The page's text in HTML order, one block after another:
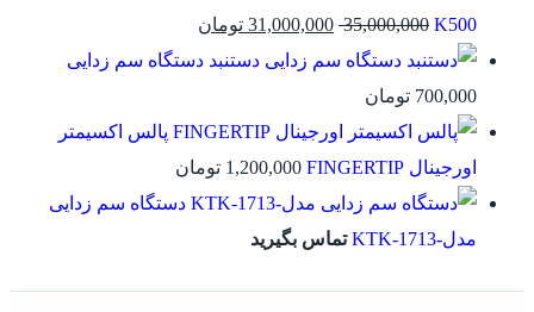
K500
35,000,000
31,000,000 تومان
دستنبد دستگاه سم زدایی
700,000 تومان
پالس اکسیمتر
اورجینال FINGERTIP
1,200,000 تومان
دستگاه سم زدایی
مدل-KTK-1713
تماس بگیرید